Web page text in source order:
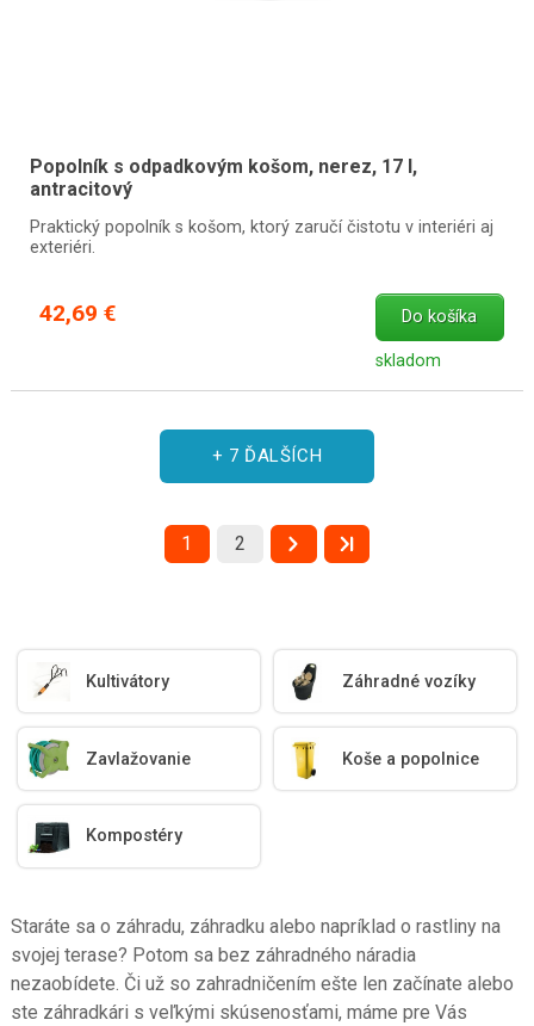
Popolník s odpadkovým košom, nerez, 17 l,
antracitový
Praktický popolník s košom, ktorý zaručí čistotu v interiéri aj
exteriéri.
42,69 € Do košíka
skladom
+ 7 ĎALŠÍCH
1 2
Kultivátory Záhradné vozíky
Zavlažovanie Koše a popolnice
Kompostéry
Staráte sa o záhradu, záhradku alebo napríklad o rastliny na
svojej terase? Potom sa bez záhradného náradia
nezaobídete. Či už so zahradničením ešte len začínate alebo
ste záhradkári s veľkými skúsenosťami, máme pre Vás